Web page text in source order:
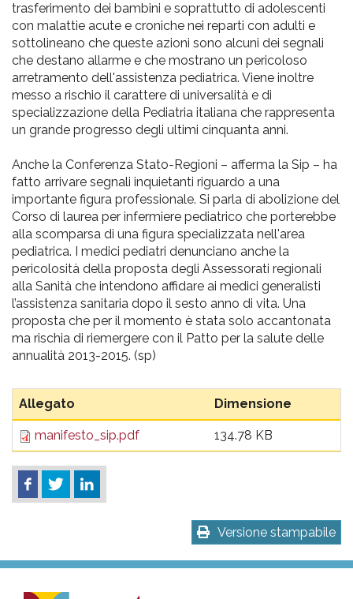
trasferimento dei bambini e soprattutto di adolescenti
con malattie acute e croniche nei reparti con adulti e
sottolineano che queste azioni sono alcuni dei segnali
che destano allarme e che mostrano un pericoloso
arretramento dell'assistenza pediatrica. Viene inoltre
messo a rischio il carattere di universalità e di
specializzazione della Pediatria italiana che rappresenta
un grande progresso degli ultimi cinquanta anni.
Anche la Conferenza Stato-Regioni – afferma la Sip – ha
fatto arrivare segnali inquietanti riguardo a una
importante figura professionale. Si parla di abolizione del
Corso di laurea per infermiere pediatrico che porterebbe
alla scomparsa di una figura specializzata nell'area
pediatrica. I medici pediatri denunciano anche la
pericolosità della proposta degli Assessorati regionali
alla Sanità che intendono affidare ai medici generalisti
l’assistenza sanitaria dopo il sesto anno di vita. Una
proposta che per il momento è stata solo accantonata
ma rischia di riemergere con il Patto per la salute delle
annualità 2013-2015. (sp)
Allegato Dimensione
manifesto_sip.pdf 134.78 KB
Versione stampabile